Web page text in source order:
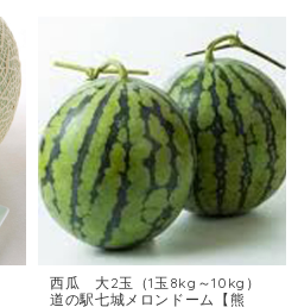
西瓜 大2玉（1玉8kg～10kg）
道の駅七城メロンドーム【熊